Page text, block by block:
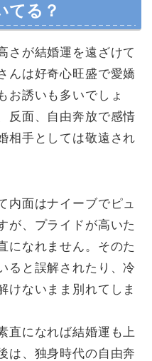
てる？
さが結婚運を遠ざけて
んは好奇心旺盛で愛嬌
お誘いも多いでしょ
反面、自由奔放で感情
相手としては敬遠され
内面はナイーブでピュ
が、プライドが高いた
になれません。そのた
ると誤解されたり、冷
けないまま別れてしま
直になれば結婚運も上
は、独身時代の自由奔